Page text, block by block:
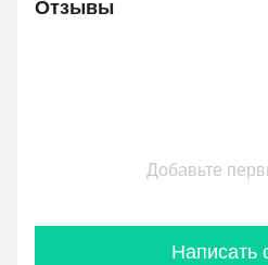
Отзывы
Добавьте
Написать